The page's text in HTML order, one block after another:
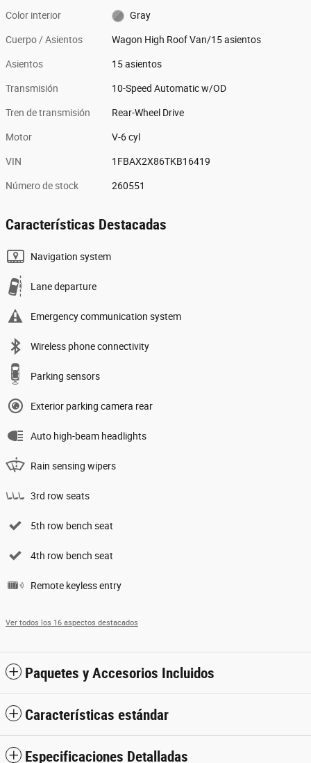
Color interior Gray
Cuerpo / Asientos Wagon High Roof Van/15 asientos
Asientos 15 asientos
Transmisión 10-Speed Automatic w/OD
Tren de transmisión Rear-Wheel Drive
Motor V-6 cyl
VIN 1FBAX2X86TKB16419
Número de stock 260551
Características Destacadas
Navigation system
Lane departure
Emergency communication system
Wireless phone connectivity
Parking sensors
Exterior parking camera rear
Auto high-beam headlights
Rain sensing wipers
3rd row seats
5th row bench seat
4th row bench seat
Remote keyless entry
Ver todos los 16 aspectos destacados
Paquetes y Accesorios Incluidos
Características estándar
Especificaciones Detalladas